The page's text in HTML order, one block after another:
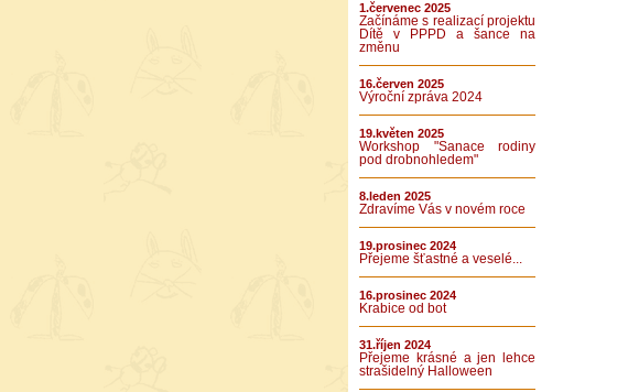
1.červenec 2025
Začínáme s realizací projektu
Dítě v PPPD a šance na
změnu
16.červen 2025
Výroční zpráva 2024
19.květen 2025
Workshop "Sanace rodiny
pod drobnohledem"
8.leden 2025
Zdravíme Vás v novém roce
19.prosinec 2024
Přejeme šťastné a veselé...
16.prosinec 2024
Krabice od bot
31.říjen 2024
Přejeme krásné a jen lehce
strašidelný Halloween